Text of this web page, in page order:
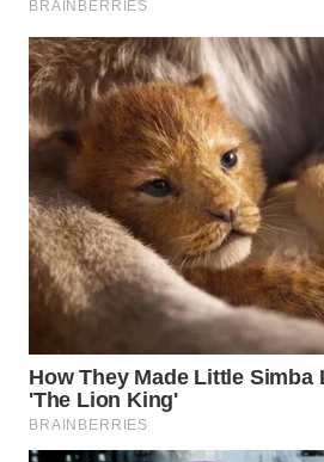
WN
PADANG
LAWAS
WN
SUMEDANG
WN
CIANJUR
KEPULAUAN
SERIBU
WN